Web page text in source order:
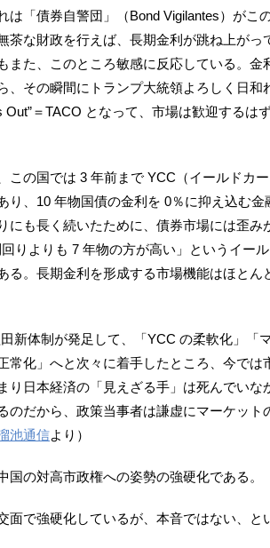
は「債券自警団」（Bond Vigilantes）がこ
茶な財政を行えば、長期金利が跳ね上がっ
また、このところ敏感に反応している。金
、その瞬間にトランプ大統領よろしく日和
Out”＝TACO となって、市場は歓迎するは
この国では 3 年前まで YCC（イールドカー
り、10 年物国債の金利を 0％に抑え込む金
にも長く続いたために、債券市場には歪み
りよりも 7 年物の方が高い」というイール
る。長期金利を形成する市場機能はほとん
新体制が発足して、「YCC の柔軟化」「
常化」へと次々に着手したところ、今では
り日本経済の「見えざる手」は死んでいな
のだから、政策当事者は謙虚にマーケット
池通信より）
の対高市政権への姿勢の強硬化である。
面で強硬化しているが、本音ではない、と